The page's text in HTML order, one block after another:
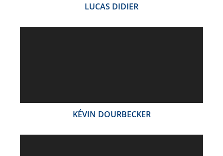
LUCAS DIDIER
KÉVIN DOURBECKER